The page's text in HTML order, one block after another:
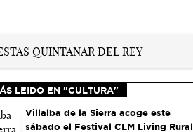
LEIDO EN "CULTURA"
Villalba de la Sierra acoge este
sábado el Festival CLM Living Rural